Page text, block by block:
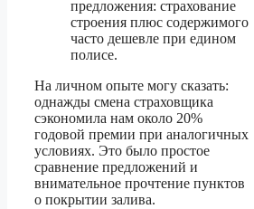
предложения: страхование
строения плюс содержимого
часто дешевле при едином
полисе.
На личном опыте могу сказать:
однажды смена страховщика
сэкономила нам около 20%
годовой премии при аналогичных
условиях. Это было простое
сравнение предложений и
внимательное прочтение пунктов
о покрытии залива.